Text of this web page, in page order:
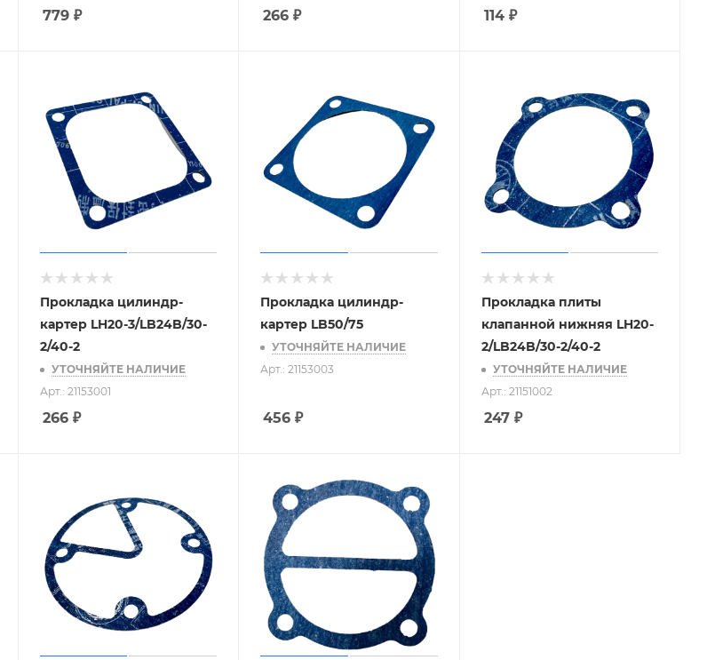
779₽ 266 ₽ 114₽
Прокладка цилиндр-
картер LH20-3/LB24B/30-
2/40-2
УТОЧНЯЙТЕ НАЛИЧИЕ
Арт.: 21153001
266₽
Прокладка цилиндр-
картер LB50/75
УТОЧНЯЙТЕ НАЛИЧИЕ
Арт.: 21153003
456 ₽
Прокладка плиты
клапанной нижняя LH20-
2/LB24B/30-2/40-2
УТОЧНЯЙТЕ НАЛИЧИЕ
Арт.: 21151002
247₽